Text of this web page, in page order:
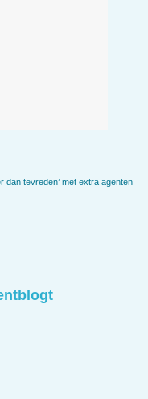
dan tevreden’ met extra agenten